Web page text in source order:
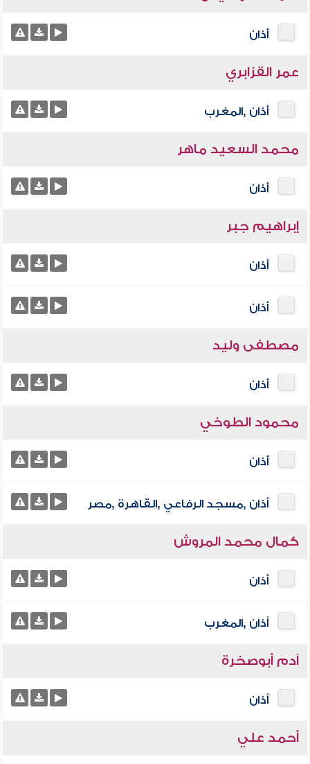
أذان
عمر القزابري
أذان ,المغرب
محمد السعيد ماهر
أذان
إبراهيم جبر
أذان
أذان
مصطفى وليد
أذان
محمود الطوخي
أذان
أذان ,مسجد الرفاعي ,القاهرة ,مصر
كمال محمد المروش
أذان
أذان ,المغرب
آدم أبوصخرة
أذان
أحمد علي